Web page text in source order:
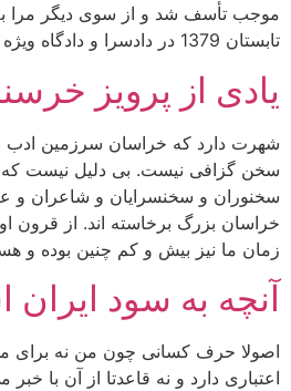
موجب تأسف شد و از سوی دیگر مرا
تابستان 1379 در دادسرا و دادگاه ویژه روحانیت تهران […]
یادی از پرویز
شهرت دارد که خراسان سرزمین
سخن گزافی نیست. بی دلیل نیست که
سخنوران و سخنسرایان و شاعران و
خراسان بزرگ برخاسته اند. از قرون
زمان ما نیز بیش و کم چنین بوده و
آنچه به سود
اصولا حرف کسانی چون من نه برای
اعتباری دارد و نه قاعدتا از آن با